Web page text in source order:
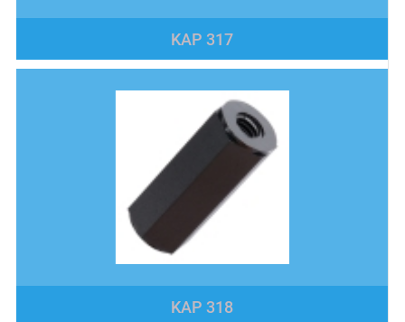
KAP 317
KAP 318